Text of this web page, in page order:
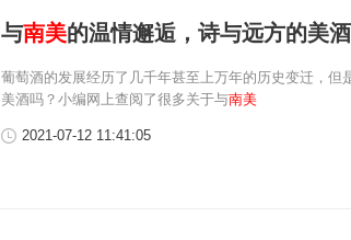
与南美的温情邂逅，诗与远方的美酒
葡萄酒的发展经历了几千年甚至上万年的历史变迁，但
美酒吗？小编网上查阅了很多关于与南美
2021-07-12 11:41:05